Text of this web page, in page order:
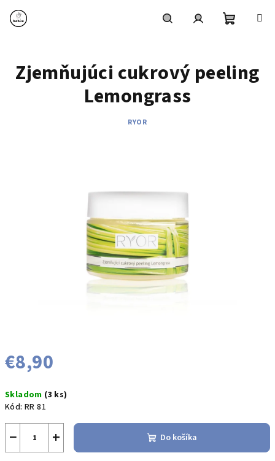
obsah
košík
€8,90
cena:
Skladom (3 ks)
Kód: RR 81
+
− Do košíka
Zjemňujúci cukrový peeling
Lemongrass
RYOR